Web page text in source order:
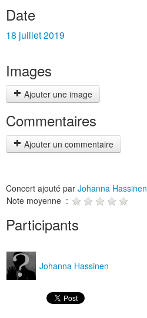
Date
18 juillet 2019
Images
Ajouter une image
Commentaires
Ajouter un commentaire
Concert ajouté par Johanna Hassinen
Note moyenne :
Participants
Johanna Hassinen